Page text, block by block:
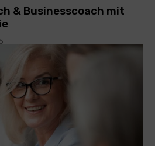
& Businesscoach mit